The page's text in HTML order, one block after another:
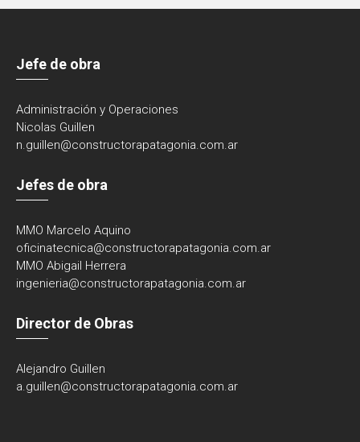
Jefe de obra
Administración y Operaciones
Nicolas Guillen
n.guillen@constructorapatagonia.com.ar
Jefes de obra
MMO Marcelo Aquino
oficinatecnica@constructorapatagonia.com.ar
MMO Abigail Herrera
ingenieria@constructorapatagonia.com.ar
Director de Obras
Alejandro Guillen
a.guillen@constructorapatagonia.com.ar